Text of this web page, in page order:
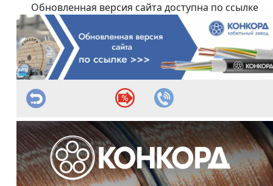
Обновленная версия сайта доступна по ссылке